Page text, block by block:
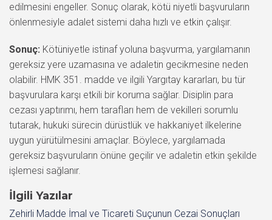
edilmesini engeller. Sonuç olarak, kötü niyetli başvuruların
önlenmesiyle adalet sistemi daha hızlı ve etkin çalışır.
Sonuç: Kötüniyetle istinaf yoluna başvurma, yargılamanın
gereksiz yere uzamasına ve adaletin gecikmesine neden
olabilir. HMK 351. madde ve ilgili Yargıtay kararları, bu tür
başvurulara karşı etkili bir koruma sağlar. Disiplin para
cezası yaptırımı, hem tarafları hem de vekilleri sorumlu
tutarak, hukuki sürecin dürüstlük ve hakkaniyet ilkelerine
uygun yürütülmesini amaçlar. Böylece, yargılamada
gereksiz başvuruların önüne geçilir ve adaletin etkin şekilde
işlemesi sağlanır.
İlgili Yazılar
Zehirli Madde İmal ve Ticareti Suçunun Cezai Sonuçları